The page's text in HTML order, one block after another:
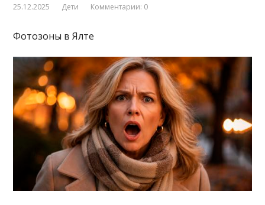
25.12.2025 Дети Комментарии: 0
Фотозоны в Ялте